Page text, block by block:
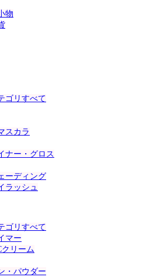
物
ゴリすべて
スカラ
ナー・グロス
ーディング
ラッシュ
ゴリすべて
マー
リーム
・パウダー